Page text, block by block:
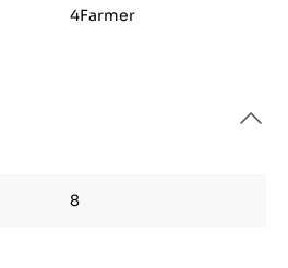
4Farmer
8